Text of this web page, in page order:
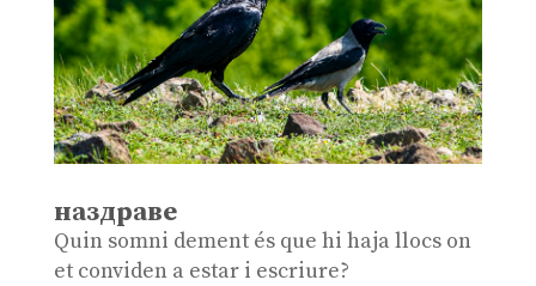
наздраве
Quin somni dement és que hi haja llocs on
et conviden a estar i escriure?